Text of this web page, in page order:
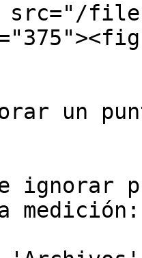
un
ignorar
medición: